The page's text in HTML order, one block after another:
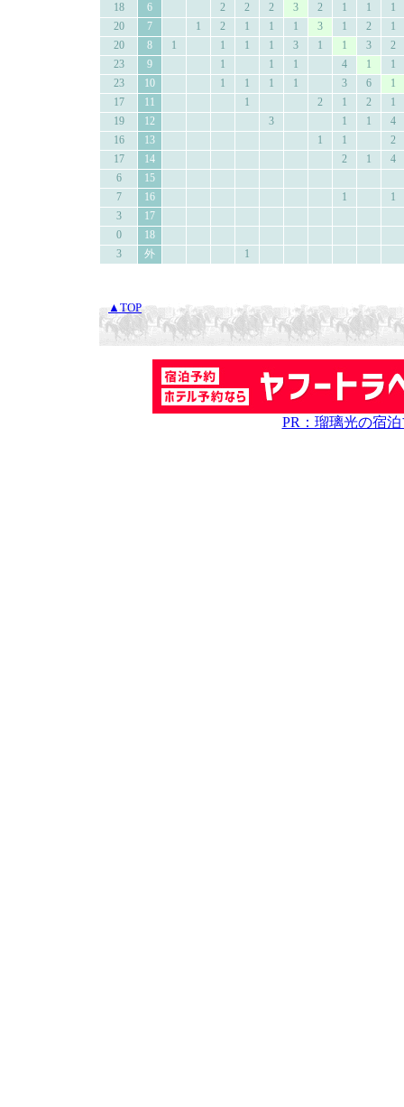
18
6 2 2 2 3 2 1 1
1
20
7 1 2 1 1 1 3 1 2
1
20
8 1 1 1 1 3 1 1 3
2
23
9 1 1 1 4 1
1
23
10 1 1 1 1 3 6
1
17
11 1 2 1 2
1
19
12 3 1 1
4
16
13 1 1
2
17
14 2 1
4
6
15
7
16 1
1
3
17
0
18
3
外 1
▲TOP
PR：瑠璃光の宿